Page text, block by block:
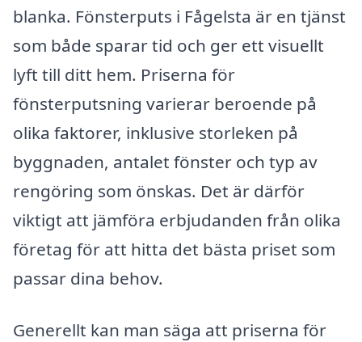
blanka. Fönsterputs i Fågelsta är en tjänst
som både sparar tid och ger ett visuellt
lyft till ditt hem. Priserna för
fönsterputsning varierar beroende på
olika faktorer, inklusive storleken på
byggnaden, antalet fönster och typ av
rengöring som önskas. Det är därför
viktigt att jämföra erbjudanden från olika
företag för att hitta det bästa priset som
passar dina behov.
Generellt kan man säga att priserna för